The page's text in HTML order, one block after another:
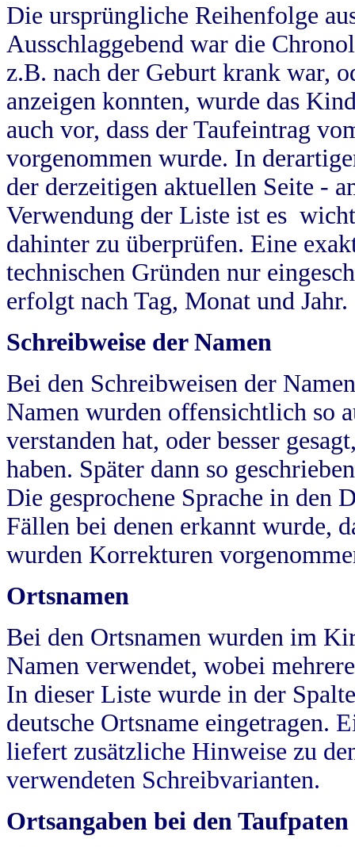
Die ursprüngliche Reihenfolge
Ausschlaggebend war die
z.B. nach der Geburt krank war,
anzeigen konnten, wurde das
auch vor, dass der Taufeintrag
vorgenommen wurde. In
der derzeitigen aktuellen Seite -
Verwendung der Liste ist es
dahinter zu überprüfen. Eine
technischen Gründen nur
erfolgt nach Tag, Monat und Jahr.
Schreibweise der Namen
Bei den Schreibweisen der
Namen wurden offensichtlich so
verstanden hat, oder besser
haben. Später dann so
Die gesprochene Sprache in
Fällen bei denen erkannt wurde,
wurden Korrekturen
Ortsnamen
Bei den Ortsnamen wurden im
Namen verwendet, wobei
In dieser Liste wurde in der
deutsche Ortsname eingetragen.
liefert zusätzliche Hinweise zu
verwendeten Schreibvarianten.
Ortsangaben bei den Taufpaten